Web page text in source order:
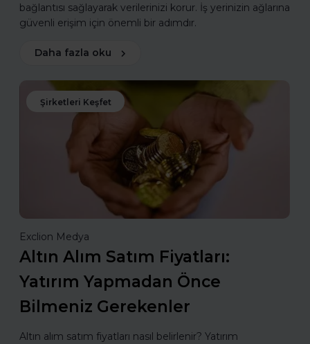
bağlantısı sağlayarak verilerinizi korur. İş yerinizin ağlarına
güvenli erişim için önemli bir adımdır.
Daha fazla oku
Şirketleri Keşfet
Exclion Medya
Altın Alım Satım Fiyatları:
Yatırım Yapmadan Önce
Bilmeniz Gerekenler
Altın alım satım fiyatları nasıl belirlenir? Yatırım